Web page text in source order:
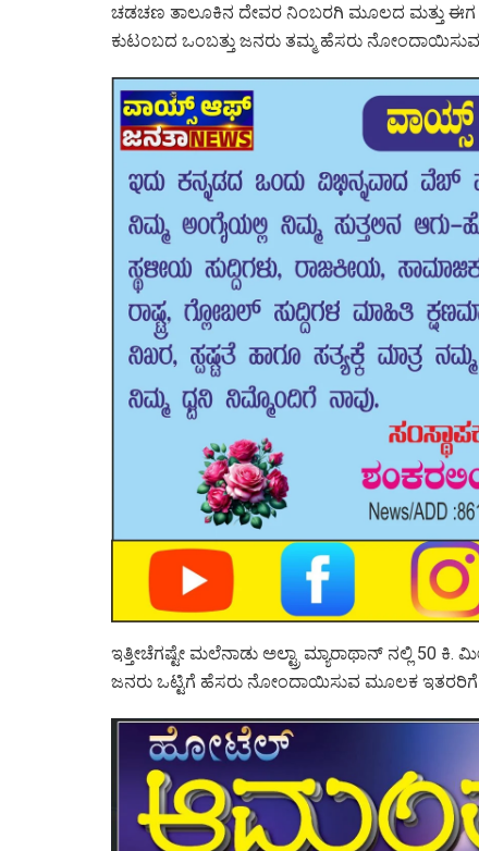
ಚಡಚಣ ತಾಲೂಕಿನ ದೇವರ ನಿಂಬರಗಿ ಮೂಲದ ಮತ್ತು ಈಗ
ಕುಟಂಬದ ಒಂಬತ್ತು ಜನರು ತಮ್ಮ ಹೆಸರು
ಇತ್ತೀಚೆಗಷ್ಟೇ ಮಲೆನಾಡು ಅಲ್ಟ್ರಾ ಮ್ಯಾರಾಥಾನ್ ನಲ್ಲಿ
ಜನರು ಒಟ್ಟಿಗೆ ಹೆಸರು ನೋಂದಾಯಿಸುವ ಮೂಲಕ ಇತರರಿಗೆ